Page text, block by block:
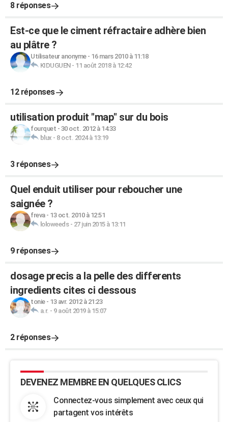
8 réponses
Est-ce que le ciment réfractaire adhère bien
au plâtre ?
Utilisateur anonyme- 16 mars 2010 à 11:18
KIDUGUEN- 11 août 2018 à 12:42
12 réponses
utilisation produit "map" sur du bois
fourquet - 30 oct. 2012 à 14:33
blux - 8 oct. 2024 à 13:19
3 réponses
Quel enduit utiliser pour reboucher une
saignée ?
freva- 13 oct. 2010 à 12:51
loloweeds- 27 juin 2015 à 13:11
9 réponses
dosage precis a la pelle des differents
ingredients cites ci dessous
tonie- 13 avr. 2012 à 21:23
a.r. - 9 août 2019 à 15:07
2 réponses
DEVENEZ MEMBRE EN QUELQUES CLICS
Connectez-vous simplement avec ceux qui
partagent vos intérêts